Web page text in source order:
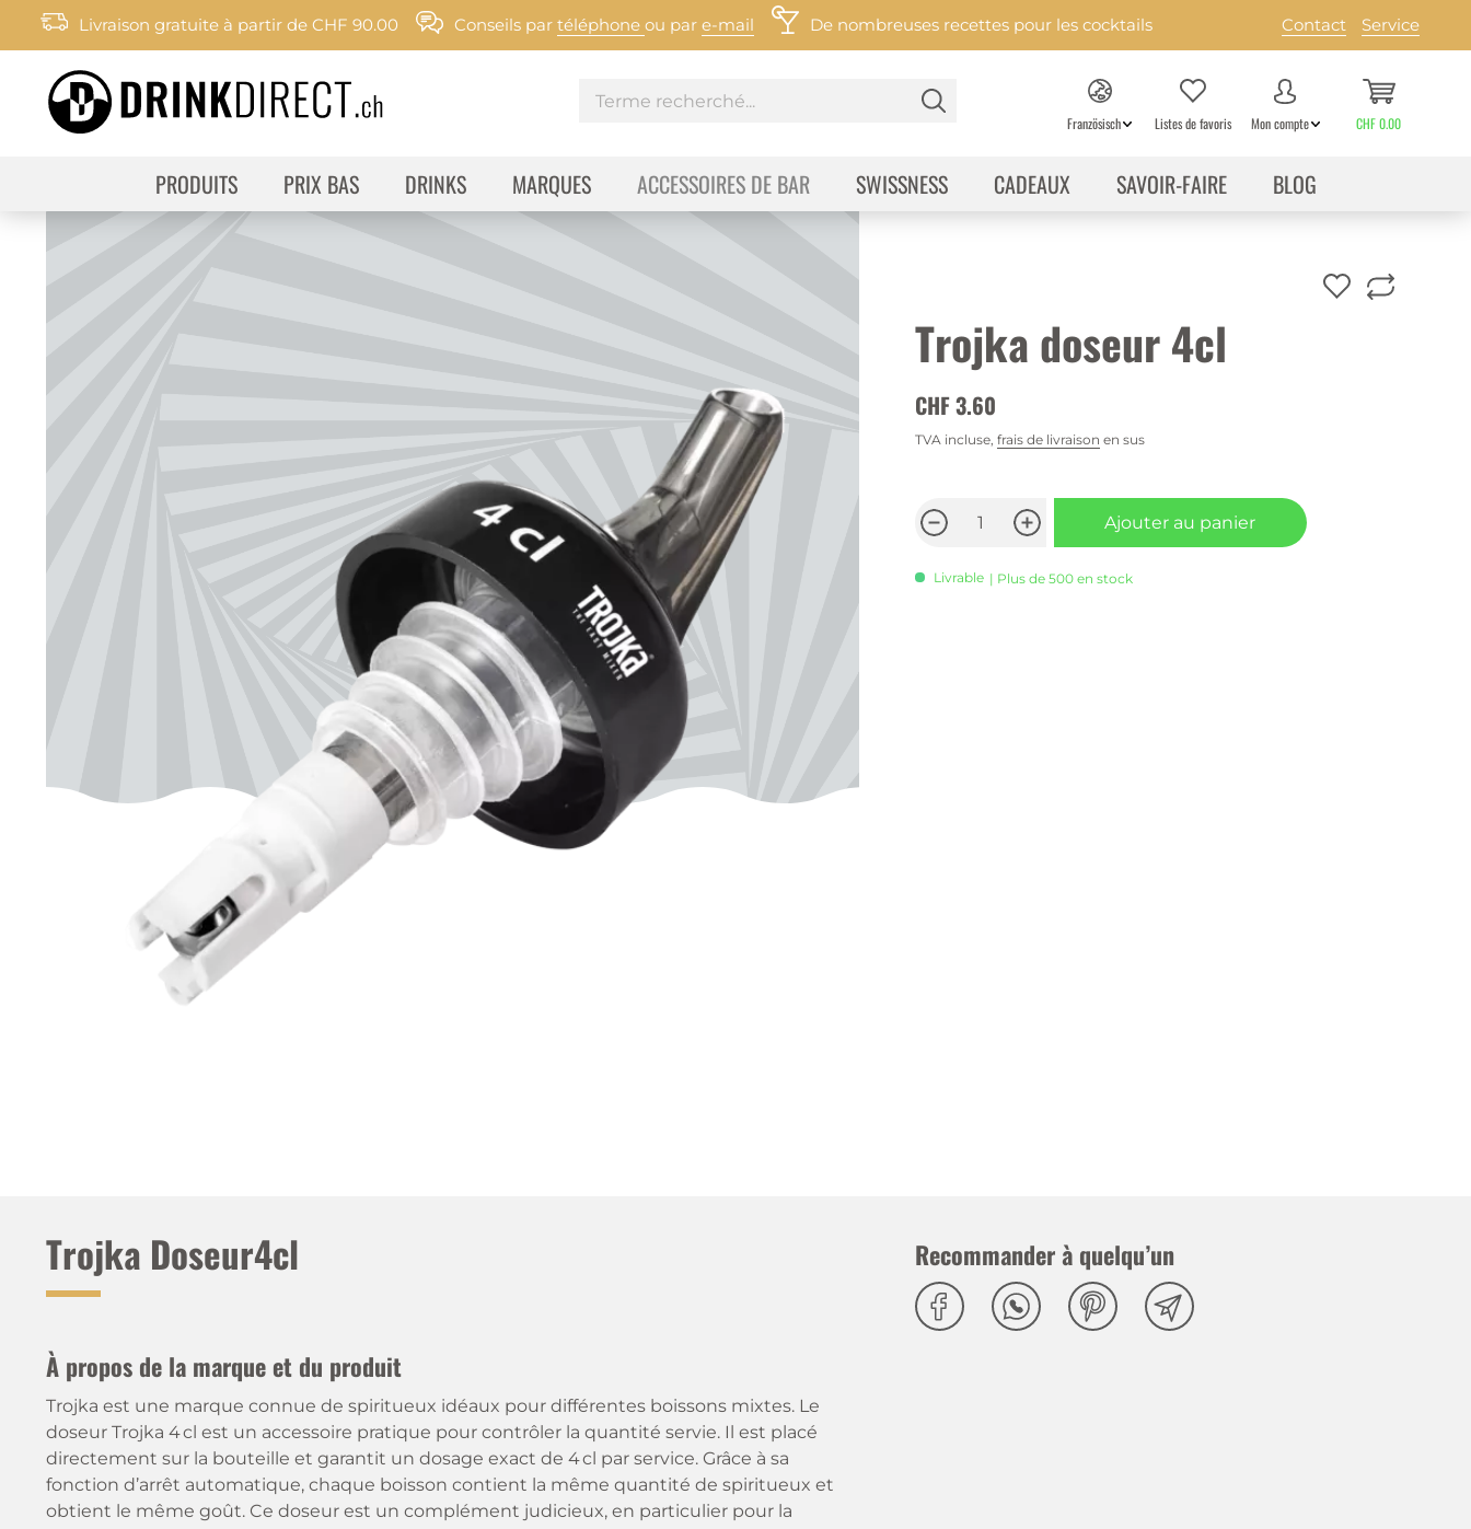
Livraison gratuite à partir de CHF 90.00 Conseils par téléphone ou par e-mail De nombreuses recettes pour les cocktails Contact Service
Französisch Listes de favoris Mon compte CHF 0.00
PRODUITS PRIX BAS DRINKS MARQUES ACCESSOIRES DE BAR SWISSNESS CADEAUX SAVOIR-FAIRE BLOG
Trojka doseur 4cl
CHF 3.60
TVA incluse, frais de livraison en sus
Ajouter au panier
Livrable | Plus de 500 en stock
Trojka Doseur4cl
À propos de la marque et du produit
Trojka est une marque connue de spiritueux idéaux pour différentes boissons mixtes. Le
doseur Trojka 4 cl est un accessoire pratique pour contrôler la quantité servie. Il est placé
directement sur la bouteille et garantit un dosage exact de 4 cl par service. Grâce à sa
fonction d’arrêt automatique, chaque boisson contient la même quantité de spiritueux et
obtient le même goût. Ce doseur est un complément judicieux, en particulier pour la
Recommander à quelqu’un